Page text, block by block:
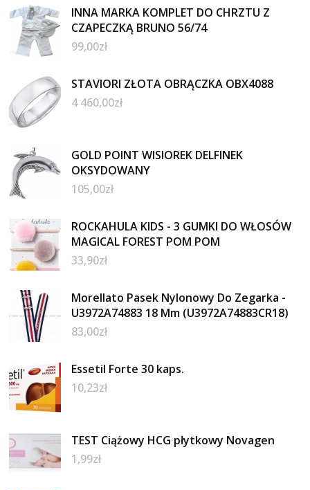
INNA MARKA KOMPLET DO CHRZTU Z
CZAPECZKĄ BRUNO 56/74
99,00zł
STAVIORI ZŁOTA OBRĄCZKA OBX4088
4 460,00zł
GOLD POINT WISIOREK DELFINEK
OKSYDOWANY
105,00zł
ROCKAHULA KIDS - 3 GUMKI DO WŁOSÓW
MAGICAL FOREST POM POM
33,90zł
Morellato Pasek Nylonowy Do Zegarka -
U3972A74883 18 Mm (U3972A74883CR18)
83,00zł
Essetil Forte 30 kaps.
10,23zł
TEST Ciążowy HCG płytkowy Novagen
1,99zł